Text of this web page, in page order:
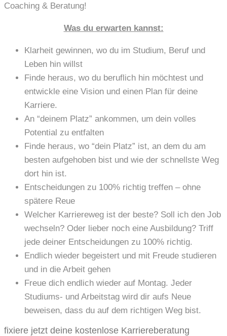
Coaching & Beratung!
Was du erwarten kannst:
Klarheit gewinnen, wo du im Studium, Beruf und
Leben hin willst
Finde heraus, wo du beruflich hin möchtest und
entwickle eine Vision und einen Plan für deine
Karriere.
An “deinem Platz” ankommen, um dein volles
Potential zu entfalten
Finde heraus, wo “dein Platz” ist, an dem du am
besten aufgehoben bist und wie der schnellste Weg
dort hin ist.
Entscheidungen zu 100% richtig treffen – ohne
spätere Reue
Welcher Karriereweg ist der beste? Soll ich den Job
wechseln? Oder lieber noch eine Ausbildung? Triff
jede deiner Entscheidungen zu 100% richtig.
Endlich wieder begeistert und mit Freude studieren
und in die Arbeit gehen
Freue dich endlich wieder auf Montag. Jeder
Studiums- und Arbeitstag wird dir aufs Neue
beweisen, dass du auf dem richtigen Weg bist.
fixiere jetzt deine kostenlose Karriereberatung